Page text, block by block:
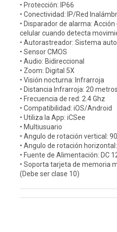
• Protección: IP66
• Conectividad: IP/Red
• Disparador de alarma:
celular cuando detecta
• Autorastreador: Sistema
• Sensor CMOS
• Audio: Bidireccional
• Zoom: Digital 5X
• Visión nocturna: Infrarroja
• Distancia Infrarroja: 20 metros
• Frecuencia de red: 2.4 Ghz
• Compatibilidad: iOS/Android
• Utiliza la App: iCSee
• Multiusuario
• Angulo de rotación vertical:
• Angulo de rotación horizontal:
• Fuente de Alimentación: DC
• Soporta tarjeta de memoria
(Debe ser clase 10)